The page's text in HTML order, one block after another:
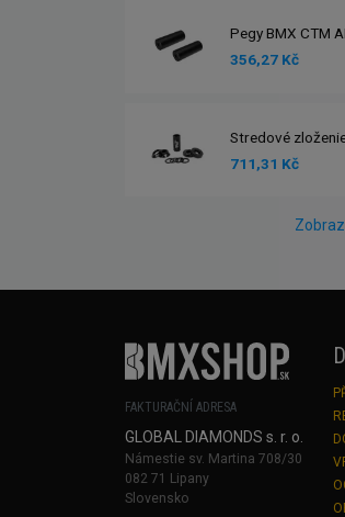
Pegy BMX CTM
356,27 Kč
Stredové zloženie
711,31 Kč
FAKTURAČNÍ ADRESA
GLOBAL DIAMONDS s. r. o.
Námestie sv. Martina 708/30
082 71 Lipany
Slovensko